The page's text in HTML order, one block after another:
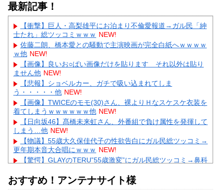
最新記事！
【衝撃】巨人・高梨雄平にお泊まり不倫愛報道→ガル民「紳
士たれ」総ツッコミｗｗｗ NEW!
佐藤二朗、橋本愛との騒動で主演映画が完全白紙へｗｗｗｗ
ｗ他 NEW!
【画像】良いお○ぱい画像だけを貼ります それ以外は貼り
ません他 NEW!
【悲報】ショベルカー、ガチで吸い込まれてしま
う・・・・・他 NEW!
【画像】TWICEのモモ(30)さん、裸よりＨなスケスケ衣装を
着てしまうｗｗｗｗｗｗ他 NEW!
【日向坂46】髙橋未来虹さん、外番組で負け属性を発揮して
しまう…他 NEW!
【物議】55歳大久保佳代子の性欲告白にガル民総ツッコミ→
更年期本音大合唱にｗｗｗ NEW!
【驚愕】GLAYのTERU”55歳激変”にガル民総ツッコミ→鼻科
【物議】辻希美、中2息子の荷造り全代行→ガル民「駄目男
製造」大激論ｗｗｗ NEW!
おすすめ！アンテナサイト様